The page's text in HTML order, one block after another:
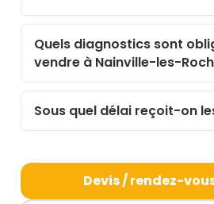
Quels diagnostics sont
vendre à Nainville-les-
Sous quel délai reçoit-on
Devis / rendez-